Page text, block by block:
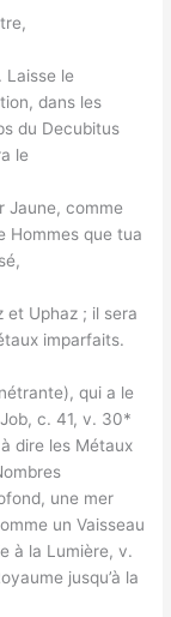
Laisse le
dans les
du Decubitus
le
Jaune, comme
Hommes que tua
et Uphaz ; il sera
imparfaits.
qui a le
c. 41, v. 30*
à dire les Métaux
une mer
un Vaisseau
à la Lumière, v.
jusqu’à la